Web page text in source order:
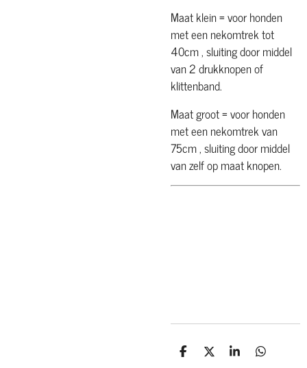
Maat klein = voor honden
met een nekomtrek tot
40cm , sluiting door middel
van 2 drukknopen of
klittenband.
Maat groot = voor honden
met een nekomtrek van
75cm , sluiting door middel
van zelf op maat knopen.
D D S D